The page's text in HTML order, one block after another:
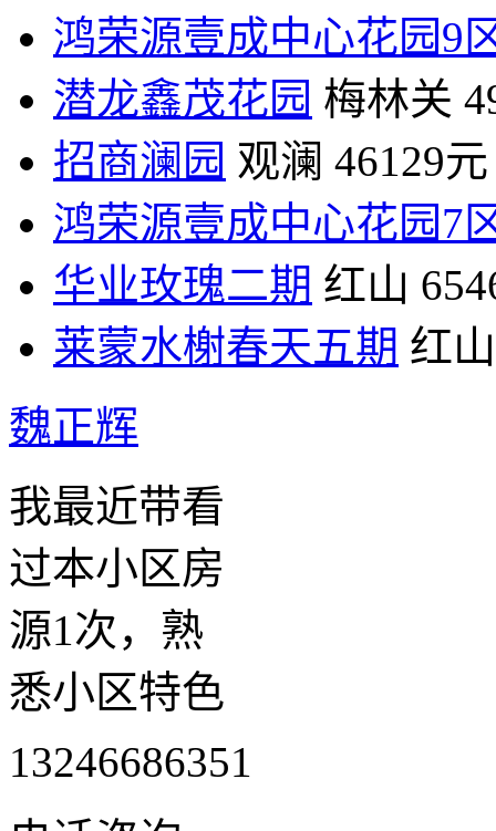
鸿荣源壹成中心花园9
潜龙鑫茂花园 梅林关
招商澜园 观澜 46129元
鸿荣源壹成中心花园7
华业玫瑰二期 红山
莱蒙水榭春天五期 红山
魏正辉
我最近带看
过本小区房
源1次，熟
悉小区特色
13246686351